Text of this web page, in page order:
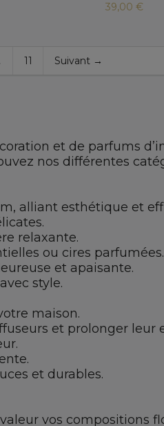
39,00 €
11 Suivant →
et de parfums
nos différentes
alliant esthétique et
relaxante.
ou cires parfumées.
et apaisante.
style.
maison.
et prolonger leur
et durables.
vos compositions